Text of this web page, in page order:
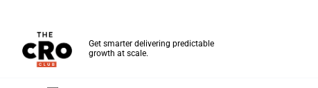
Skip to main content
Get smarter delivering predictable
growth at scale.